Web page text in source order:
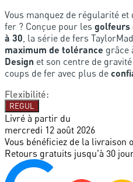
Vous manquez de régularité
fer ? Conçue pour les golfeurs
à 30 , la série de fers
maximum de tolérance grâce
Design et son centre de
coups de fer avec plus de
Flexibilité:
REGUL
Livré à partir du
mercredi 12 août 2026
Vous bénéficiez de la livraison
Retours gratuits jusqu'à 30